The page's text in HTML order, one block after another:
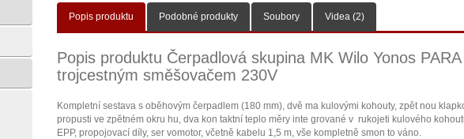
Popis produktu Podobné produkty Soubory Videa (2)
Popis produktu Čerpadlová skupina MK Wilo Yonos
trojcestným směšovačem 230V
Kompletní sestava s oběhovým čerpadlem (180 mm), dvě ma kulovými kohouty, zpět nou
propusti ve zpětném okru hu, dva kon taktní teplo měry inte grované v rukojeti kulového
EPP, propojovací díly, ser vomotor, včetně kabelu 1,5 m, vše kompletně smon to váno.